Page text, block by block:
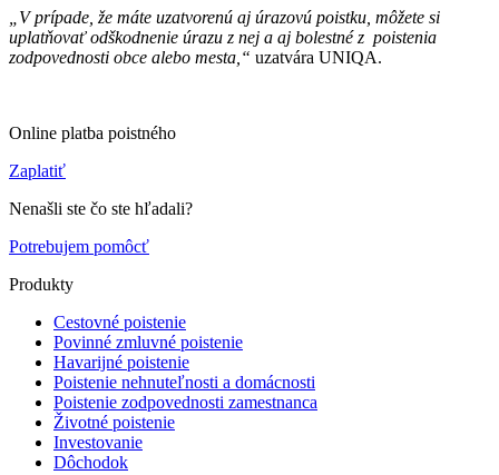
„V prípade, že máte uzatvorenú aj úrazovú poistku, môžete si
uplatňovať odškodnenie úrazu z nej a aj bolestné z poistenia
zodpovednosti obce alebo mesta,“ uzatvára UNIQA.
Online platba poistného
Zaplatiť
Nenašli ste čo ste hľadali?
Potrebujem pomôcť
Produkty
Cestovné poistenie
Povinné zmluvné poistenie
Havarijné poistenie
Poistenie nehnuteľnosti a domácnosti
Poistenie zodpovednosti zamestnanca
Životné poistenie
Investovanie
Dôchodok